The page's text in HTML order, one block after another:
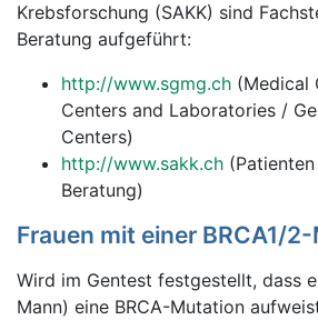
Krebsforschung (SAKK) sind
Beratung aufgeführt:
http://www.sgmg.ch (Medical
Centers and Laboratories /
Centers)
http://www.sakk.ch
Beratung)
Frauen mit einer BRCA1/
Wird im Gentest festgestellt, dass
Mann) eine BRCA-Mutation